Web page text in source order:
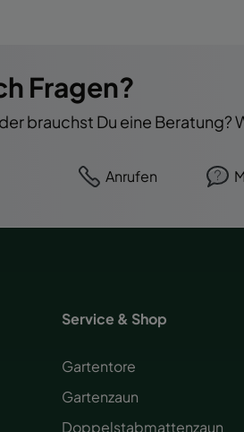
Fragen?
brauchst Du eine Beratung?
Anrufen
Service & Shop
Gartentore
Gartenzaun
Doppelstabmattenzaun